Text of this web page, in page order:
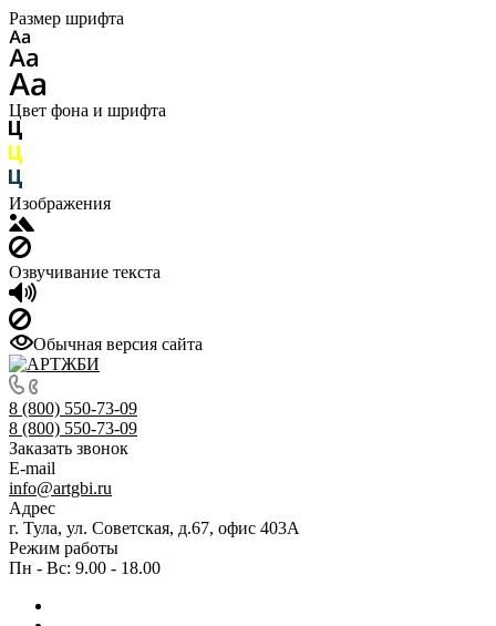
Размер шрифта
Цвет фона и шрифта
Изображения
Озвучивание текста
Обычная версия сайта
8 (800) 550-73-09
8 (800) 550-73-09
Заказать звонок
E-mail
info@artgbi.ru
Адрес
г. Тула, ул. Советская, д.67, офис 403А
Режим работы
Пн - Вс: 9.00 - 18.00